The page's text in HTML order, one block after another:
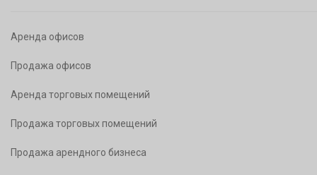
Аренда офисов
Продажа офисов
Аренда торговых помещений
Продажа торговых помещений
Продажа арендного бизнеса